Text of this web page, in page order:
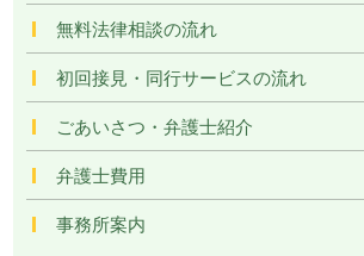
無料法律相談の流れ
初回接見・同行サービスの流れ
ごあいさつ・弁護士紹介
弁護士費用
事務所案内